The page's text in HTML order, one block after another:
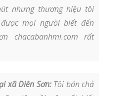
nhưng thương hiệu tôi
mọi người biết đến
chacabanhmi.com rất
xã Diên Sơn:Tôi bán chả